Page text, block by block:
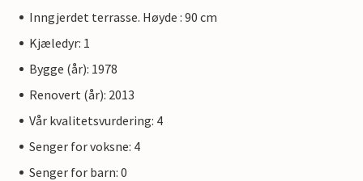
Inngjerdet terrasse. Høyde : 90 cm
Kjæledyr: 1
Bygge (år): 1978
Renovert (år): 2013
Vår kvalitetsvurdering: 4
Senger for voksne: 4
Senger for barn: 0